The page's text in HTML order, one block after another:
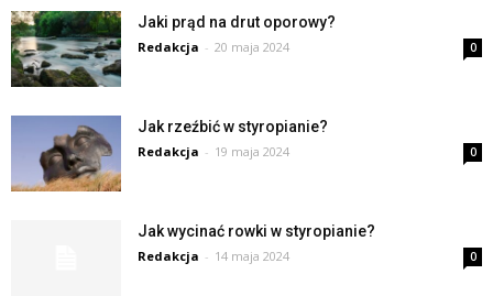
Jaki prąd na drut oporowy?
Redakcja - 20 maja 2024 0
Jak rzeźbić w styropianie?
Redakcja - 19 maja 2024 0
Jak wycinać rowki w styropianie?
Redakcja - 14 maja 2024 0